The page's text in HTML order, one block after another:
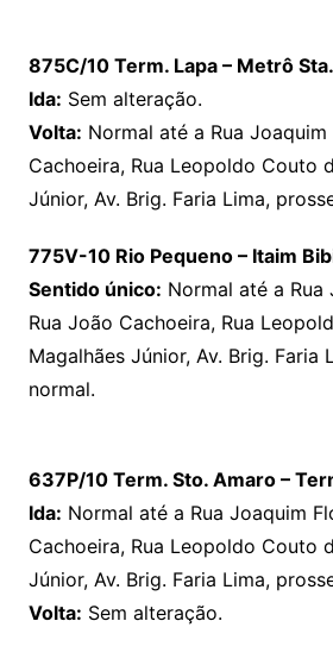
875C/10 Term. Lapa – Metrô
Ida: Sem alteração.
Volta: Normal até a Rua
Cachoeira, Rua Leopoldo Couto
Júnior, Av. Brig. Faria Lima,
775V-10 Rio Pequeno – Itaim
Sentido único: Normal até a
Rua João Cachoeira, Rua
Magalhães Júnior, Av. Brig. Faria
normal.
637P/10 Term. Sto. Amaro –
Ida: Normal até a Rua Joaquim
Cachoeira, Rua Leopoldo Couto
Júnior, Av. Brig. Faria Lima,
Volta: Sem alteração.